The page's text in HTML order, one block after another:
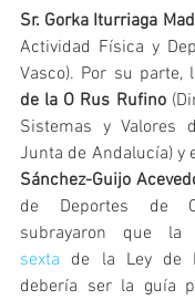
Sr. Gorka Iturriaga
Actividad Física y
Vasco). Por su parte,
de la O Rus Rufino
Sistemas y Valores
Junta de Andalucía) y
Sánchez-Guijo
de Deportes de
subrayaron que la
sexta de la Ley de
debería ser la guía